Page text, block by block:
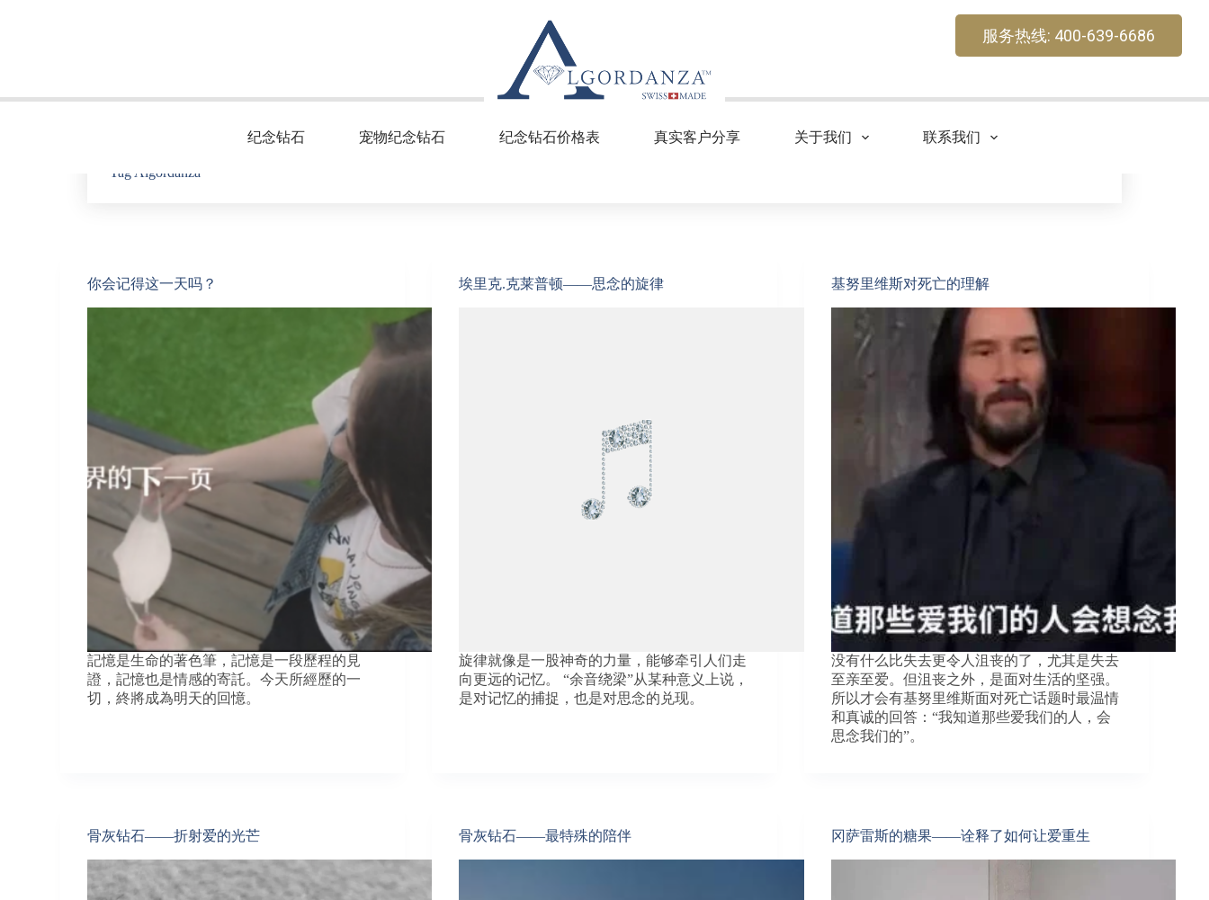
o
服务热线: 400-639-6686
纪念钻石 宠物纪念钻石 纪念钻石价格表 真实客户分享 关于我们 联系我们
Tag Algordanza
你会记得这一天吗？
記憶是生命的著色筆，記憶是一段歷程的見
證，記憶也是情感的寄託。今天所經歷的一
切，終將成為明天的回憶。
埃里克.克莱普顿——思念的旋律
旋律就像是一股神奇的力量，能够牵引人们走
向更远的记忆。 “余音绕梁”从某种意义上说，
是对记忆的捕捉，也是对思念的兑现。
基努里维斯对死亡的理解
没有什么比失去更令人沮丧的了，尤其是失去
至亲至爱。但沮丧之外，是面对生活的坚强。
所以才会有基努里维斯面对死亡话题时最温情
和真诚的回答：“我知道那些爱我们的人，会
思念我们的”。
骨灰钻石——折射爱的光芒 骨灰钻石——最特殊的陪伴 冈萨雷斯的糖果——诠释了如何让爱重生